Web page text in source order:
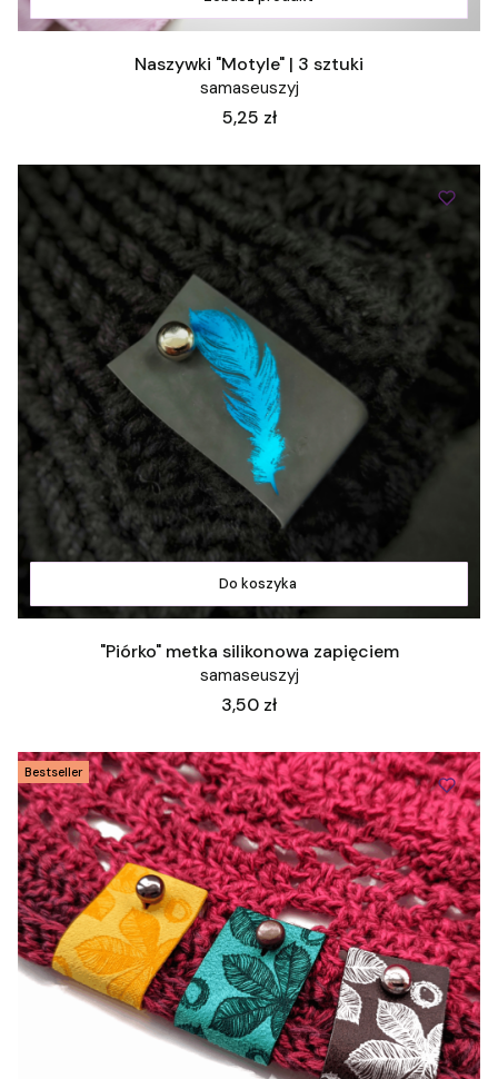
Naszywki "Motyle" | 3 sztuki
samaseuszyj
Cena
5,25 zł
Do koszyka
"Piórko" metka silikonowa zapięciem
samaseuszyj
Cena
3,50 zł
Bestseller